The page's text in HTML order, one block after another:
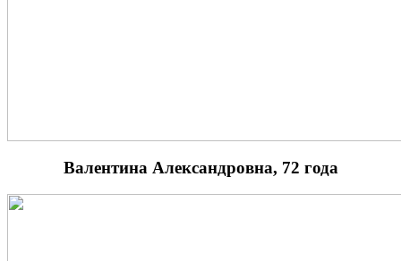
Валентина Александровна, 72 года